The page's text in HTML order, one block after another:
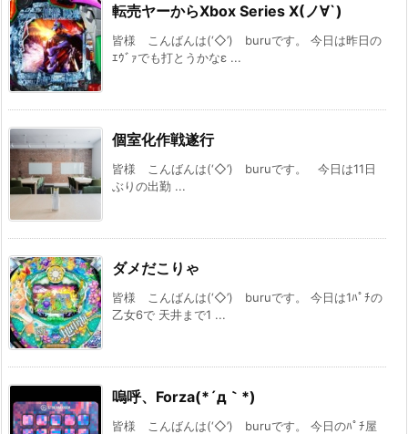
転売ヤーからXbox Series X(ノ∀`)
皆様 こんばんは(‘◇’)ゞburuです。 今日は昨日の
ｴｳﾞｧでも打とうかなε ...
個室化作戦遂行
皆様 こんばんは(‘◇’)ゞburuです。 今日は11日
ぶりの出勤 ...
ダメだこりゃ
皆様 こんばんは(‘◇’)ゞburuです。 今日は1ﾊﾟﾁの
乙女6で 天井まで1 ...
嗚呼、Forza(*´д｀*)
皆様 こんばんは(‘◇’)ゞburuです。 今日のﾊﾟﾁ屋